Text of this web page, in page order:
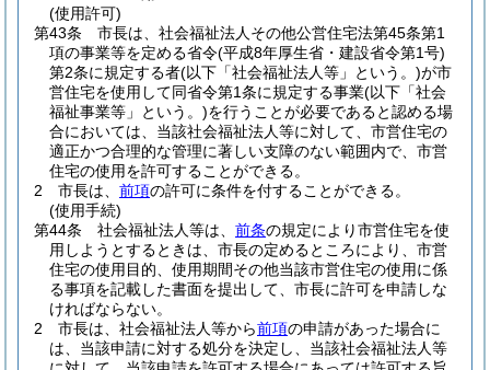
(使用許可)
第43条
市長は、社会福祉法人その他公営住宅法第45条第1
項の事業等を定める省令(平成8年厚生省・建設省令第1号)
第2条に規定する者(以下「社会福祉法人等」という。)が市
営住宅を使用して同省令第1条に規定する事業(以下「社会
福祉事業等」という。)を行うことが必要であると認める場
合においては、当該社会福祉法人等に対して、市営住宅の
適正かつ合理的な管理に著しい支障のない範囲内で、市営
住宅の使用を許可することができる。
2
市長は、 前項の許可に条件を付することができる。
(使用手続)
第44条
社会福祉法人等は、 前条の規定により市営住宅を使
用しようとするときは、市長の定めるところにより、市営
住宅の使用目的、使用期間その他当該市営住宅の使用に係
る事項を記載した書面を提出して、市長に許可を申請しな
ければならない。
2
市長は、社会福祉法人等から前項の申請があった場合に
は、当該申請に対する処分を決定し、当該社会福祉法人等